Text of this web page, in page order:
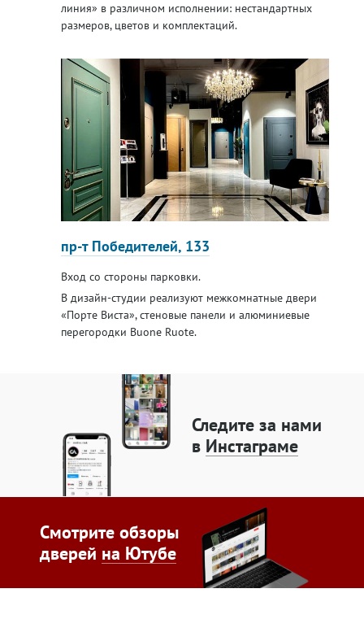
линия» в различном исполнении: нестандартных
размеров, цветов и комплектаций.
пр-т Победителей, 133
Вход со стороны парковки.
В дизайн-студии реализуют межкомнатные двери
«Порте Виста», стеновые панели и алюминиевые
перегородки Buone Ruote.
Следите за нами
в Инстаграме
Смотрите обзоры
дверей на Ютубе